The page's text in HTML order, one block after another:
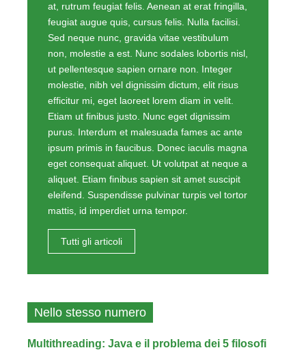
at, rutrum feugiat felis. Aenean at erat fringilla,
feugiat augue quis, cursus felis. Nulla facilisi.
Sed neque nunc, gravida vitae vestibulum
non, molestie a est. Nunc sodales lobortis nisl,
ut pellentesque sapien ornare non. Integer
molestie, nibh vel dignissim dictum, elit risus
efficitur mi, eget laoreet lorem diam in velit.
Etiam ut finibus justo. Nunc eget dignissim
purus. Interdum et malesuada fames ac ante
ipsum primis in faucibus. Donec iaculis magna
eget consequat aliquet. Ut volutpat at neque a
aliquet. Etiam finibus sapien sit amet suscipit
eleifend. Suspendisse pulvinar turpis vel tortor
mattis, id imperdiet urna tempor.
Tutti gli articoli
Nello stesso numero
Multithreading: Java e il problema dei 5 filosofi